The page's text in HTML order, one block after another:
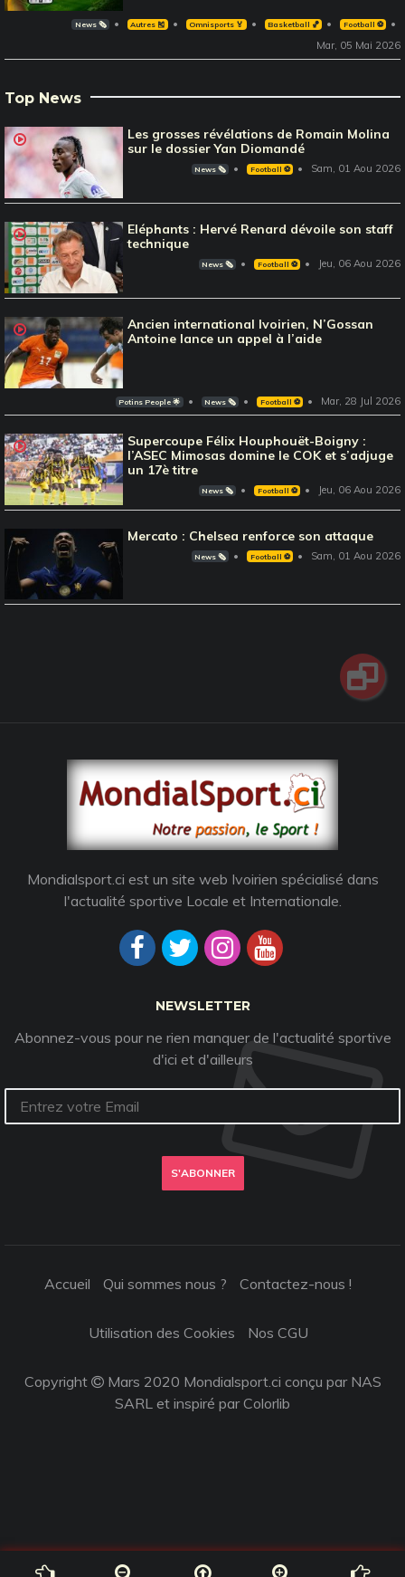
News 🗞️ Autres 🎽 Omnisports 🏅 Basketball 🏀 Football ⚽️
Mar, 05 Mai 2026
Top News
Les grosses révélations de Romain Molina
sur le dossier Yan Diomandé
News 🗞️ Football ⚽️ Sam, 01 Aou 2026
Eléphants : Hervé Renard dévoile son staff
technique
News 🗞️ Football ⚽️ Jeu, 06 Aou 2026
Ancien international Ivoirien, N’Gossan
Antoine lance un appel à l’aide
Potins People 🌟 News 🗞️ Football ⚽️ Mar, 28 Jul 2026
Supercoupe Félix Houphouët-Boigny :
l’ASEC Mimosas domine le COK et s’adjuge
un 17è titre
News 🗞️ Football ⚽️ Jeu, 06 Aou 2026
Mercato : Chelsea renforce son attaque
News 🗞️ Football ⚽️ Sam, 01 Aou 2026
Mondialsport.ci est un site web Ivoirien spécialisé dans
l'actualité sportive Locale et Internationale.
NEWSLETTER
Abonnez-vous pour ne rien manquer de l'actualité sportive
d'ici et d'ailleurs
S'ABONNER
Accueil Qui sommes nous ? Contactez-nous !
Utilisation des Cookies Nos CGU
Copyright
Mars 2020 Mondialsport.ci conçu par NAS
SARL et inspiré parColorlib